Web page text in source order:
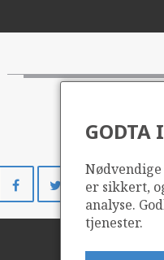
på
Facebook
Del
på
Twitter
Del
på
i
GODTA
er sikkert,
analyse.
tjenester.